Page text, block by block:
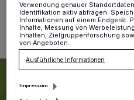
26.05.2026 , 12:30 Uhr Eine
Verwendung genauer
Identifikation aktiv abfragen.
Informationen auf einem Endgerät.
Inhalte, Messung von
Inhalten, Zielgruppenforschung
von Angeboten.
Ausführliche Informationen
Impressum